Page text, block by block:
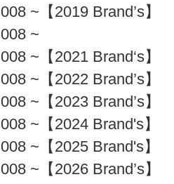
008 ~【2019 Brand’s】
008 ~
008 ~【2021 Brand‘s】
008 ~【2022 Brand’s】
008 ~【2023 Brand’s】
008 ~【2024 Brand's】
008 ~【2025 Brand's】
008 ~【2026 Brand’s】